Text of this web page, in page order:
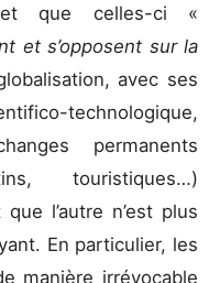
que celles-ci «
et s’opposent sur la
avec ses
technologique,
permanents
touristiques…)
l’autre n’est plus
En particulier, les
manière irrévocable